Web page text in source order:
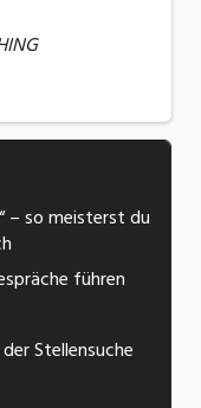
– so meisterst du
führen
Stellensuche